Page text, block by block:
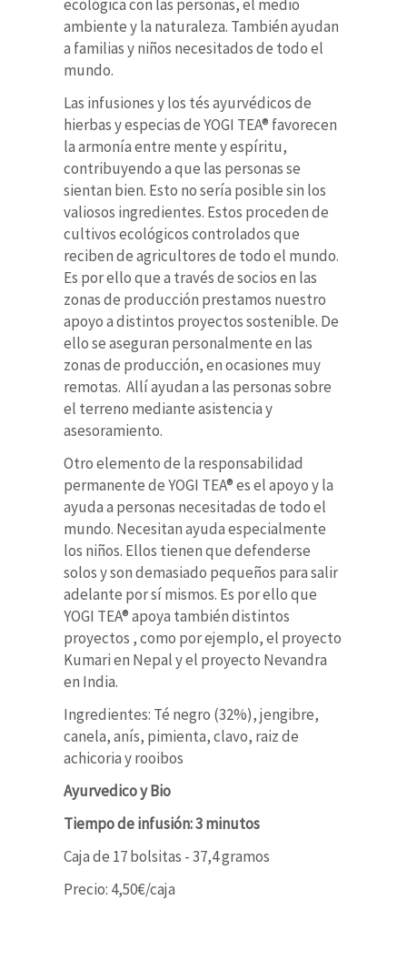
ecológica con las personas, el medio
ambiente y la naturaleza. También ayudan
a familias y niños necesitados de todo el
mundo.
Las infusiones y los tés ayurvédicos de
hierbas y especias de YOGI TEA® favorecen
la armonía entre mente y espíritu,
contribuyendo a que las personas se
sientan bien. Esto no sería posible sin los
valiosos ingredientes. Estos proceden de
cultivos ecológicos controlados que
reciben de agricultores de todo el mundo.
Es por ello que a través de socios en las
zonas de producción prestamos nuestro
apoyo a distintos proyectos sostenible. De
ello se aseguran personalmente en las
zonas de producción, en ocasiones muy
remotas. Allí ayudan a las personas sobre
el terreno mediante asistencia y
asesoramiento.
Otro elemento de la responsabilidad
permanente de YOGI TEA® es el apoyo y la
ayuda a personas necesitadas de todo el
mundo. Necesitan ayuda especialmente
los niños. Ellos tienen que defenderse
solos y son demasiado pequeños para salir
adelante por sí mismos. Es por ello que
YOGI TEA® apoya también distintos
proyectos , como por ejemplo, el proyecto
Kumari en Nepal y el proyecto Nevandra
en India.
Ingredientes: Té negro (32%), jengibre,
canela, anís, pimienta, clavo, raiz de
achicoria y rooibos
Ayurvedico y Bio
Tiempo de infusión: 3 minutos
Caja de 17 bolsitas - 37,4 gramos
Precio: 4,50€/caja